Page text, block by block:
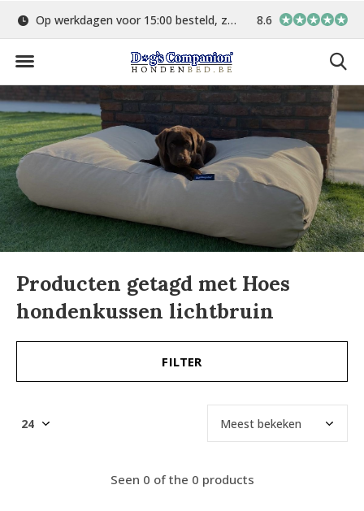
Op werkdagen voor 15:00 besteld, zelfde dag verstuurd Gratis verzending
8.6
Producten getagd met Hoes
hondenkussen lichtbruin
FILTER
Seen 0 of the 0 products